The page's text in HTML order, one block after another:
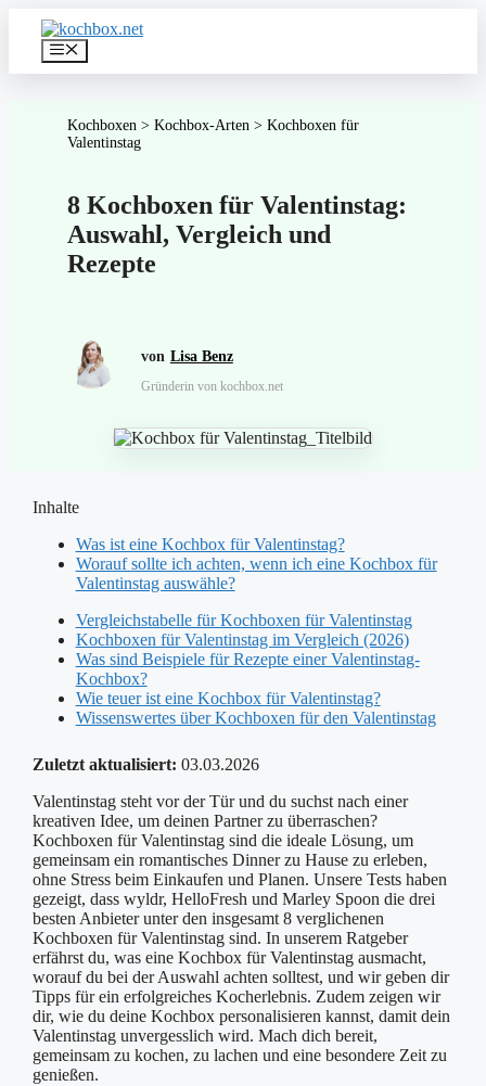
Inhalt
springen
Menü
Kochboxen > Kochbox-Arten > Kochboxen für
Valentinstag
8 Kochboxen für Valentinstag:
Auswahl, Vergleich und
Rezepte
Lisa Benz
Gründerin von kochbox.net
Inhalte
Was ist eine Kochbox für Valentinstag?
Worauf sollte ich achten, wenn ich eine Kochbox für
Valentinstag auswähle?
Vergleichstabelle für Kochboxen für Valentinstag
Kochboxen für Valentinstag im Vergleich (2026)
Was sind Beispiele für Rezepte einer Valentinstag-
Kochbox?
Wie teuer ist eine Kochbox für Valentinstag?
Wissenswertes über Kochboxen für den Valentinstag
Zuletzt aktualisiert: 03.03.2026
Valentinstag steht vor der Tür und du suchst nach einer
kreativen Idee, um deinen Partner zu überraschen?
Kochboxen für Valentinstag sind die ideale Lösung, um
gemeinsam ein romantisches Dinner zu Hause zu erleben,
ohne Stress beim Einkaufen und Planen. Unsere Tests haben
gezeigt, dass wyldr, HelloFresh und Marley Spoon die drei
besten Anbieter unter den insgesamt 8 verglichenen
Kochboxen für Valentinstag sind. In unserem Ratgeber
erfährst du, was eine Kochbox für Valentinstag ausmacht,
worauf du bei der Auswahl achten solltest, und wir geben dir
Tipps für ein erfolgreiches Kocherlebnis. Zudem zeigen wir
dir, wie du deine Kochbox personalisieren kannst, damit dein
Valentinstag unvergesslich wird. Mach dich bereit,
gemeinsam zu kochen, zu lachen und eine besondere Zeit zu
genießen.